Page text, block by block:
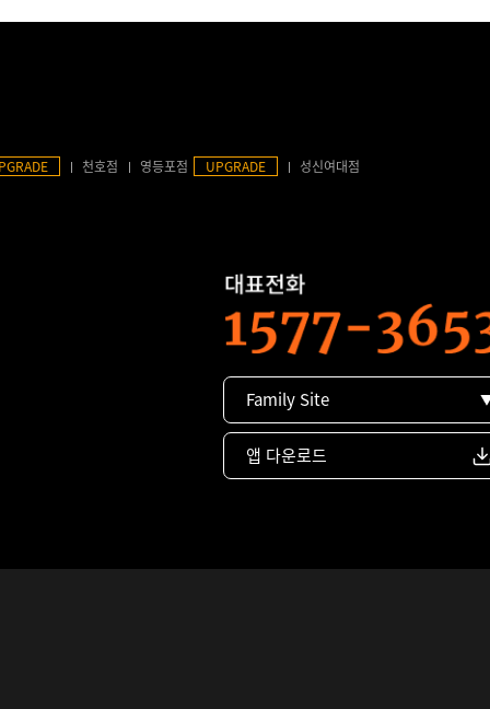
천호점 영등포점 UPGRADE 성신여대점
Family Site
앱 다운로드